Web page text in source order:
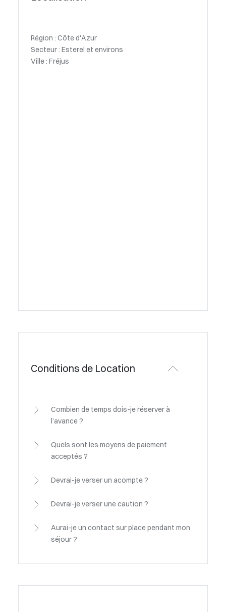
Région : Côte d'Azur
Secteur : Esterel et environs
Ville : Fréjus
Conditions de Location
Combien de temps dois-je réserver à
l’avance ?
Quels sont les moyens de paiement
acceptés ?
Devrai-je verser un acompte ?
Devrai-je verser une caution ?
Aurai-je un contact sur place pendant mon
séjour ?